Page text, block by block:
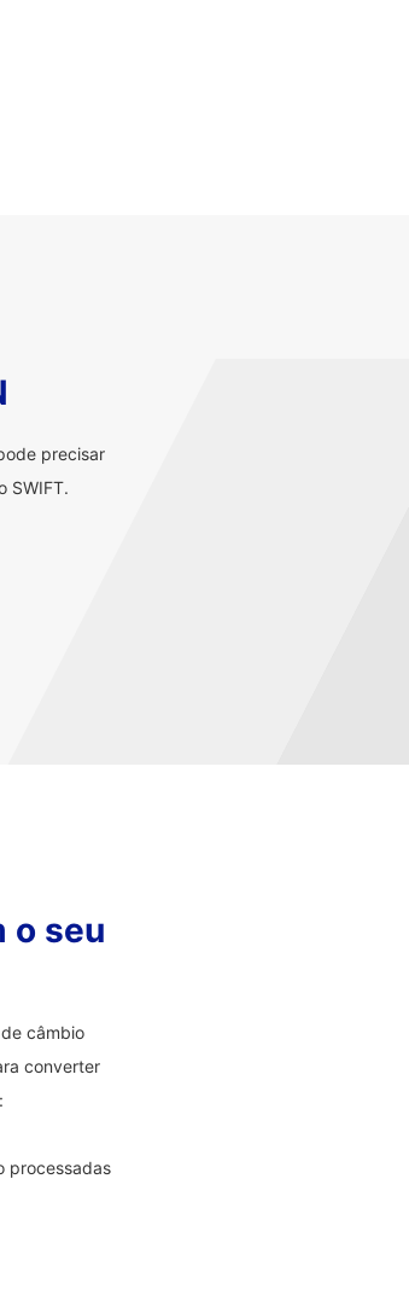
precisar
SWIFT.
o seu
câmbio
converter
processadas